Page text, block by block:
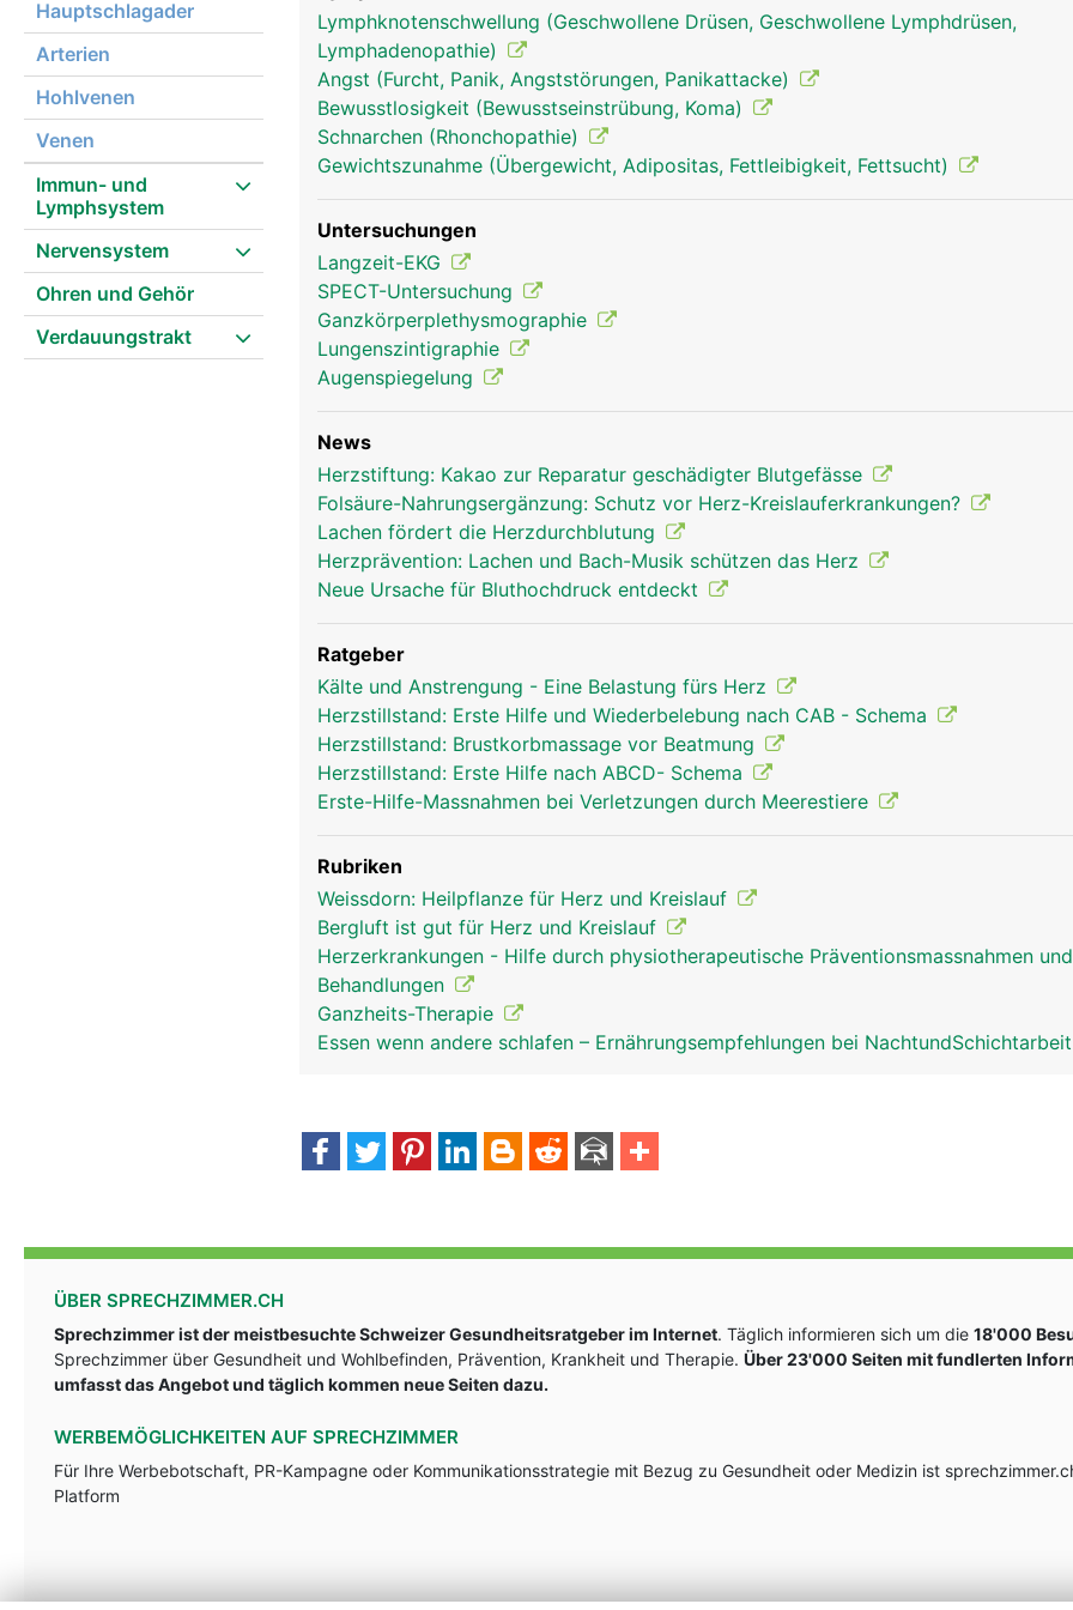
Hauptschlagader
Arterien
Hohlvenen
Venen
Immun- und
Lymphsystem
Nervensystem
Ohren und Gehör
Verdauungstrakt
blutkreislauf frau
Lymphknotenschwellung (Geschwollene Drüsen, Geschwollene Lymphdrüsen,
Lymphadenopathie)
Angst (Furcht, Panik, Angststörungen, Panikattacke)
Bewusstlosigkeit (Bewusstseinstrübung, Koma)
Schnarchen (Rhonchopathie)
Gewichtszunahme (Übergewicht, Adipositas, Fettleibigkeit, Fettsucht)
Untersuchungen
Langzeit-EKG
SPECT-Untersuchung
Ganzkörperplethysmographie
Lungenszintigraphie
Augenspiegelung
News
Herzstiftung: Kakao zur Reparatur geschädigter Blutgefässe
Folsäure-Nahrungsergänzung: Schutz vor Herz-Kreislauferkrankungen?
Lachen fördert die Herzdurchblutung
Herzprävention: Lachen und Bach-Musik schützen das Herz
Neue Ursache für Bluthochdruck entdeckt
Ratgeber
Kälte und Anstrengung - Eine Belastung fürs Herz
Herzstillstand: Erste Hilfe und Wiederbelebung nach CAB - Schema
Herzstillstand: Brustkorbmassage vor Beatmung
Herzstillstand: Erste Hilfe nach ABCD- Schema
Erste-Hilfe-Massnahmen bei Verletzungen durch Meerestiere
Rubriken
Weissdorn: Heilpflanze für Herz und Kreislauf
Bergluft ist gut für Herz und Kreislauf
Herzerkrankungen - Hilfe durch physiotherapeutische Präventionsmassnahmen und
Behandlungen
Ganzheits-Therapie
Essen wenn andere schlafen – Ernährungsempfehlungen bei
ÜBER SPRECHZIMMER.CH
Sprechzimmer ist der meistbesuchte Schweizer Gesundheitsratgeber im Internet. Täglich informieren sich um die 18'000
Sprechzimmer über Gesundheit und Wohlbefinden, Prävention, Krankheit und Therapie. Über 23'000 Seiten mit fundlerten
umfasst das Angebot und täglich kommen neue Seiten dazu.
WERBEMÖGLICHKEITEN AUF SPRECHZIMMER
Für Ihre Werbebotschaft, PR-Kampagne oder Kommunikationsstrategie mit Bezug zu Gesundheit oder Medizin ist
Platform